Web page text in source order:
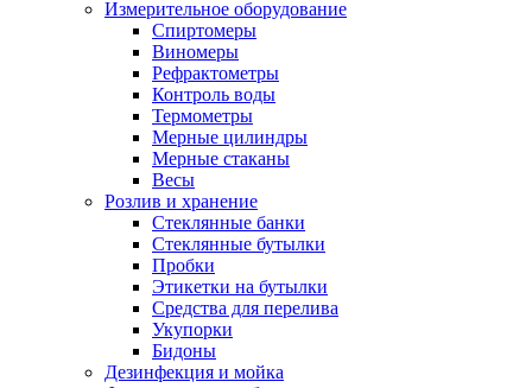
Измерительное оборудование
Спиртомеры
Виномеры
Рефрактометры
Контроль воды
Термометры
Мерные цилиндры
Мерные стаканы
Весы
Розлив и хранение
Стеклянные банки
Стеклянные бутылки
Пробки
Этикетки на бутылки
Средства для перелива
Укупорки
Бидоны
Дезинфекция и мойка